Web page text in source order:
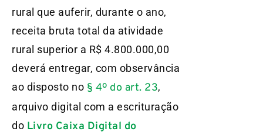
rural que auferir, durante o ano,
receita bruta total da atividade
rural superior a R$ 4.800.000,00
deverá entregar, com observância
ao disposto no § 4º do art. 23,
arquivo digital com a escrituração
do Livro Caixa Digital do